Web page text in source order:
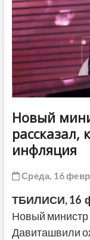
Новый
рассказал,
инфляция
Среда, 16
ТБИЛИСИ, 16
Новый министр
Давиташвили